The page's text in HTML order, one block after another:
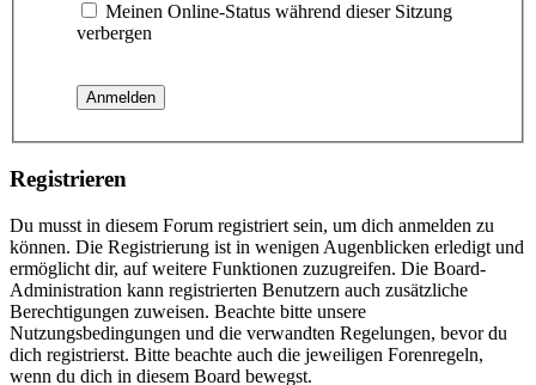
Meinen Online-Status während dieser Sitzung
verbergen
Registrieren
Du musst in diesem Forum registriert sein, um dich anmelden zu
können. Die Registrierung ist in wenigen Augenblicken erledigt und
ermöglicht dir, auf weitere Funktionen zuzugreifen. Die Board-
Administration kann registrierten Benutzern auch zusätzliche
Berechtigungen zuweisen. Beachte bitte unsere
Nutzungsbedingungen und die verwandten Regelungen, bevor du
dich registrierst. Bitte beachte auch die jeweiligen Forenregeln,
wenn du dich in diesem Board bewegst.